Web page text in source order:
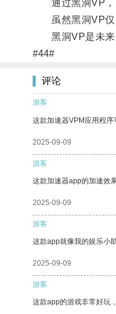
通过黑洞VP，用
虽然黑洞VP仅是
黑洞VP是未来
#44#
评论
游客
这款加速器VPM应用程序
2025-09-09
游客
这款加速器app的加速效
2025-09-09
游客
这款app就像我的娱乐小
2025-09-09
游客
这款app的游戏非常好玩